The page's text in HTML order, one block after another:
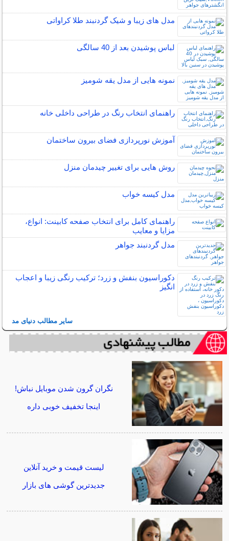
مدل های زیبا و شیک گردنبند طلا کراواتی
لباس پوشیدن بعد از 40 سالگی
نمونه هایی از مدل یقه شومیز
راهنمای انتخاب رنگ در طراحی داخلی خانه
آموزش نورپردازی فضای بیرون ساختمان
روش هایی برای تغییر چیدمان منزل
مدل کیسه خواب
راهنمای کامل برای انتخاب صفحه کابینت: انواع،
مزایا و معایب
مدل گردنبند جواهر
دکوراسیون بنفش و زرد؛ ترکیب رنگی زیبا و اعجاب
انگیز
سایر مطالب دنیای مد
نگران گرون شدن موبایل نباش!
اینجا تخفیف خوبی داره
لیست قیمت و خرید آنلاین
جدیدترین گوشی های بازار